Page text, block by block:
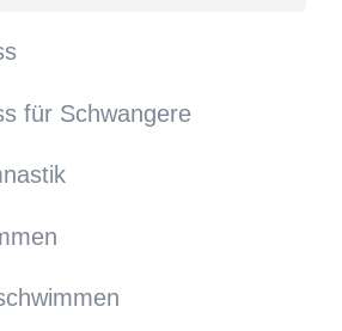
für Schwangere